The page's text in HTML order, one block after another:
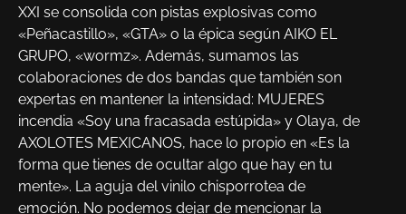
XXI se consolida con pistas explosivas como
«Peñacastillo», «GTA» o la épica según AIKO EL
GRUPO, «wormz». Además, sumamos las
colaboraciones de dos bandas que también son
expertas en mantener la intensidad: MUJERES
incendia «Soy una fracasada estúpida» y Olaya, de
AXOLOTES MEXICANOS, hace lo propio en «Es la
forma que tienes de ocultar algo que hay en tu
mente». La aguja del vinilo chisporrotea de
emoción. No podemos dejar de mencionar la